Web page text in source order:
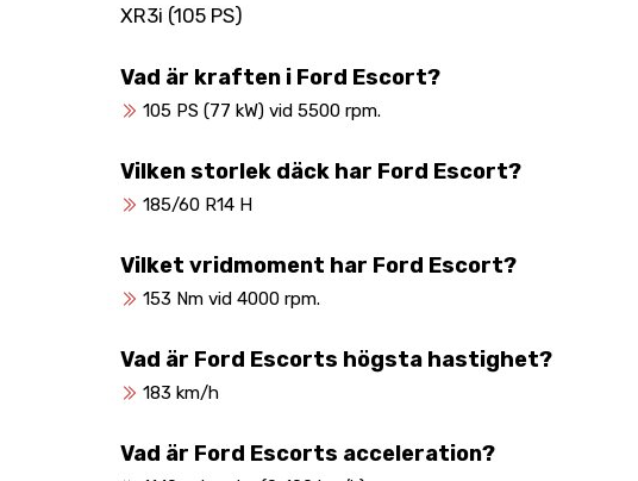
XR3i (105 PS)
Vad är kraften i Ford Escort?
105 PS (77 kW) vid 5500 rpm.
Vilken storlek däck har Ford Escort?
185/60 R14 H
Vilket vridmoment har Ford Escort?
153 Nm vid 4000 rpm.
Vad är Ford Escorts högsta hastighet?
183 km/h
Vad är Ford Escorts acceleration?